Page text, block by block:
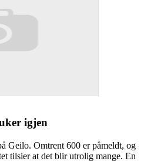
igjen
Geilo. Omtrent 600 er påmeldt, og
tilsier at det blir utrolig mange. En